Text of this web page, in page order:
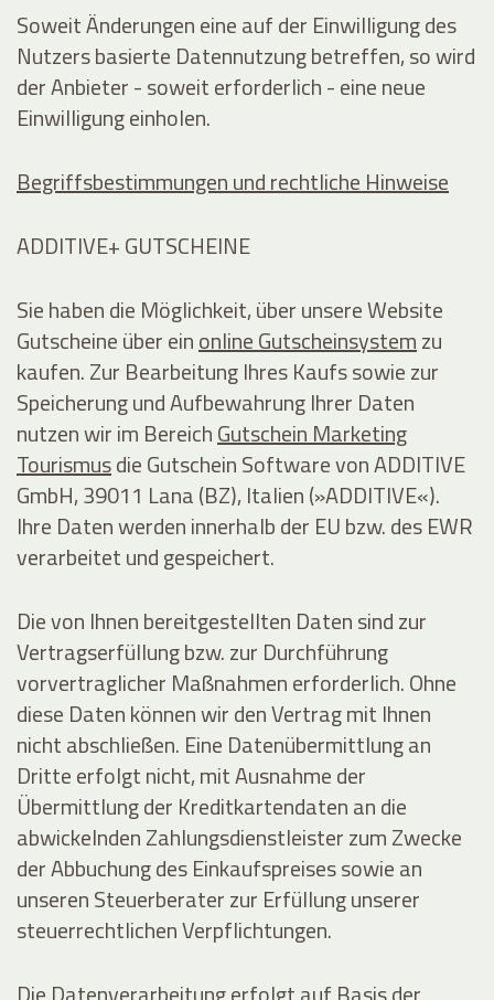
Soweit Änderungen eine auf der Einwilligung des
Nutzers basierte Datennutzung betreffen, so wird
der Anbieter - soweit erforderlich - eine neue
Einwilligung einholen.
Begriffsbestimmungen und rechtliche Hinweise
ADDITIVE+ GUTSCHEINE
Sie haben die Möglichkeit, über unsere Website
Gutscheine über einonline Gutscheinsystemzu
kaufen. Zur Bearbeitung Ihres Kaufs sowie zur
Speicherung und Aufbewahrung Ihrer Daten
nutzen wir im BereichGutschein Marketing
Tourismusdie Gutschein Software von ADDITIVE
GmbH, 39011 Lana (BZ), Italien (»ADDITIVE«).
Ihre Daten werden innerhalb der EU bzw. des EWR
verarbeitet und gespeichert.
Die von Ihnen bereitgestellten Daten sind zur
Vertragserfüllung bzw. zur Durchführung
vorvertraglicher Maßnahmen erforderlich. Ohne
diese Daten können wir den Vertrag mit Ihnen
nicht abschließen. Eine Datenübermittlung an
Dritte erfolgt nicht, mit Ausnahme der
Übermittlung der Kreditkartendaten an die
abwickelnden Zahlungsdienstleister zum Zwecke
der Abbuchung des Einkaufspreises sowie an
unseren Steuerberater zur Erfüllung unserer
steuerrechtlichen Verpflichtungen.